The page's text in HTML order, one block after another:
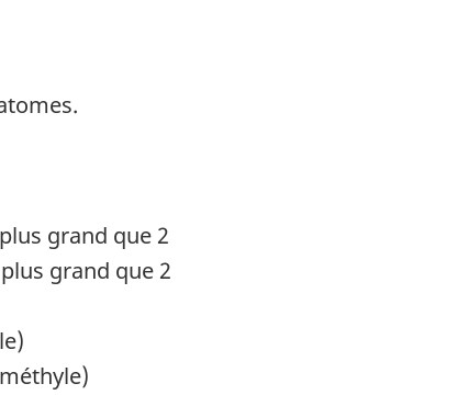
grand que 2
grand que 2